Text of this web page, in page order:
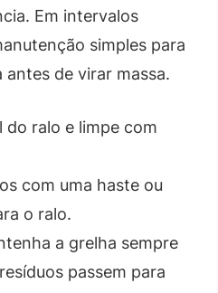
Em intervalos
simples para
antes de virar massa.
ralo e limpe com
com uma haste ou
o ralo.
a grelha sempre
passem para